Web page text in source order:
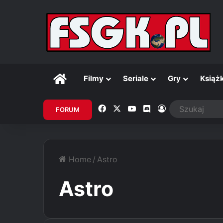
GłównaFilmy Seriale Gry
FORUM Facebook YouTubeDiscordZaloguj
Home / Astro
Astro